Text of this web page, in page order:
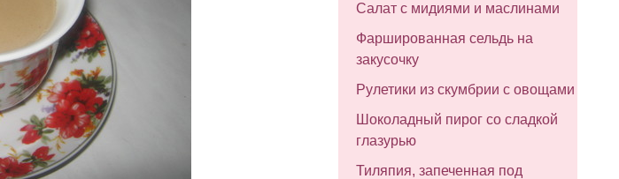
Салат с мидиями и маслинами
Фаршированная сельдь на
закусочку
Рулетики из скумбрии с овощами
Шоколадный пирог со сладкой
глазурью
Тиляпия, запеченная под